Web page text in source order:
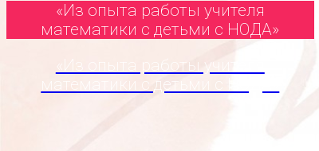
«Из опыта работы учителя
математики с детьми с НОДА»
«Из опыта работы учителя
математики с детьми с НОДА»